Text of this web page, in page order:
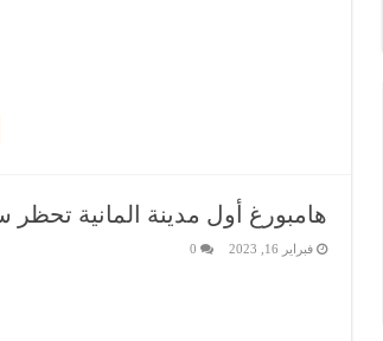
هامبورغ أول مدينة المانية تحظر
فبراير 16, 2023 0